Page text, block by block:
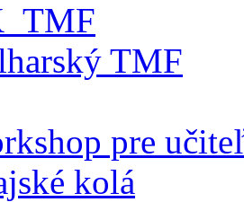
TMF
pre
kolá